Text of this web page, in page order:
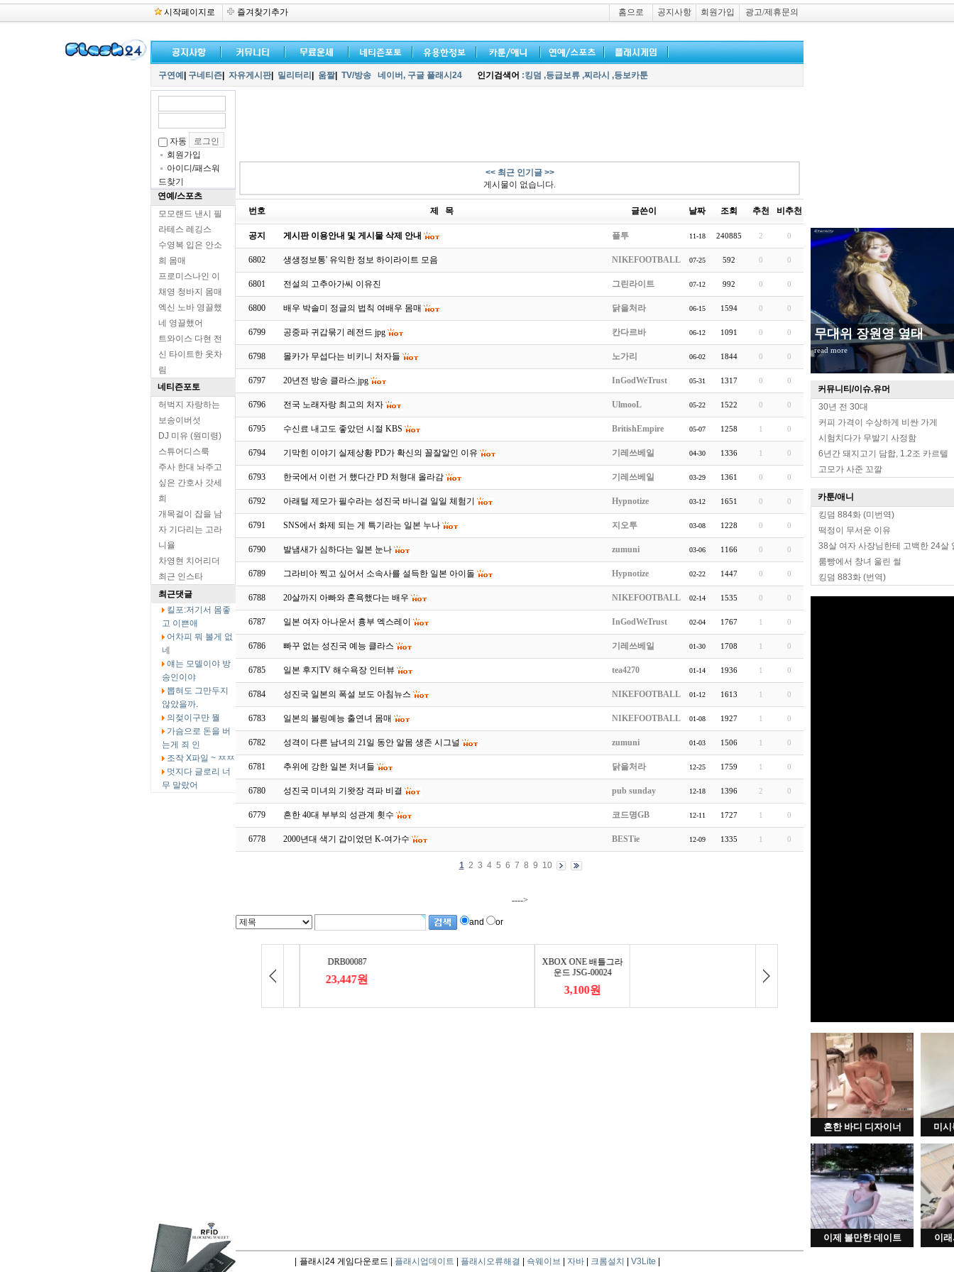
시작페이지로 즐겨찾기추가 홈으로 공지사항 회원가입 광고/제휴문의
무대위 장원영 옆태
read more
커뮤니티/이슈.유머
30년 전 30대
커피 가격이 수상하게 비싼 가게
시험치다가 무발기 사정함
6년간 돼지고기 담합, 1.2조 카르텔
고모가 사준 꼬깔
카툰/애니
킹덤 884화 (미번역)
떡정이 무서운 이유
38살 여자 사장님한테 고백한 24살
룸빵에서 창녀 울린 썰
킹덤 883화 (번역)
흔한 바디 디자이너 미시
이제 볼만한 데이트 이
구연예 구네티즌 자유게시판| 밀리터리 움짤| TV/방송 네이버, 구글 플래시24 인기검색어 :킹덤 ,등급보류 ,찌라시 ,등보카툰
자동
회원가입
아이디/패스워
드찾기
연예/스포츠
모모랜드 낸시 필
라테스 레깅스
수영복 입은 안소
희 몸매
프로미스나인 이
채영 청바지 몸매
엑신 노바 영끌했
네 영끌했어
트와이스 다현 전
신 타이트한 옷차
림
네티즌포토
허벅지 자랑하는
보송이버섯
DJ 미유 (원미령)
스튜어디스룩
주사 한대 놔주고
싶은 간호사 갓세
희
개목걸이 잡을 남
자 기다리는 고라
니율
차영현 치어리더
최근 인스타
최근댓글
킬포:저기서 몸좋
고 이쁜애
어차피 뭐 볼게 없
네
얘는 모델이야 방
송인이야
뽑혀도 그만두지
않았을까.
의젖이구만 뭘
가슴으로 돈을 버
는게 죄 인
조작 X파일 ~ ㅉㅉ
멋지다 글로리 너
무 말랐어
<< 최근 인기글 >>
게시물이 없습니다.
번호 제 목 글쓴이 날짜 조회 추천 비추천
공지 게시판 이용안내 및 게시물 삭제 안내 플투 11-18 240885 2 0
6802 생생정보통' 유익한 정보 하이라이트 모음 NIKEFOOTBALL 07-25 592 0 0
6801 전설의 고추아가씨 이유진 그린라이트 07-12 992 0 0
6800 배우 박솔미 정글의 법칙 여배우 몸매 닭을처라 06-15 1594 0 0
6799 공중파 귀갑묶기 레전드 jpg 칸다르바 06-12 1091 0 0
6798 몰카가 무섭다는 비키니 처자들 노가리 06-02 1844 0 0
6797 20년전 방송 클라스.jpg InGodWeTrust 05-31 1317 0 0
6796 전국 노래자랑 최고의 처자 UlmooL 05-22 1522 0 0
6795 수신료 내고도 좋았던 시절 KBS BritishEmpire 05-07 1258 1 0
6794 기막힌 이야기 실제상황 PD가 확신의 꼴잘알인 이유 기레쓰베일 04-30 1336 1 0
6793 한국에서 이런 거 했다간 PD 처형대 올라감 기레쓰베일 03-29 1361 0 0
6792 아래털 제모가 필수라는 성진국 바니걸 일일 체험기 Hypnotize 03-12 1651 0 0
6791 SNS에서 화제 되는 게 특기라는 일본 누나 지오투 03-08 1228 0 0
6790 발냄새가 심하다는 일본 눈나 zumuni 03-06 1166 0 0
6789 그라비아 찍고 싶어서 소속사를 설득한 일본 아이돌 Hypnotize 02-22 1447 0 0
6788 20살까지 아빠와 혼욕했다는 배우 NIKEFOOTBALL 02-14 1535 0 0
6787 일본 여자 아나운서 흉부 엑스레이 InGodWeTrust 02-04 1767 1 0
6786 빠꾸 없는 성진국 예능 클라스 기레쓰베일 01-30 1708 1 0
6785 일본 후지TV 해수욕장 인터뷰 tea4270 01-14 1936 1 0
6784 성진국 일본의 폭설 보도 아침뉴스 NIKEFOOTBALL 01-12 1613 1 0
6783 일본의 볼링예능 출연녀 몸매 NIKEFOOTBALL 01-08 1927 1 0
6782 성격이 다른 남녀의 21일 동안 알몸 생존 시그널 zumuni 01-03 1506 1 0
6781 추위에 강한 일본 처녀들 닭을처라 12-25 1759 1 0
6780 성진국 미녀의 기왓장 격파 비결 pub sunday 12-18 1396 2 0
6779 흔한 40대 부부의 성관계 횟수 코드명GB 12-11 1727 1 0
6778 2000년대 색기 갑이었던 K-여가수 BESTie 12-09 1335 1 0
1 2 3 4 5 6 7 8 9 10
---->
and or
플래시24 게임다운로드 | 플래시업데이트 플래시오류해결 쇽웨이브 자바| 크롬설치 V3Lite